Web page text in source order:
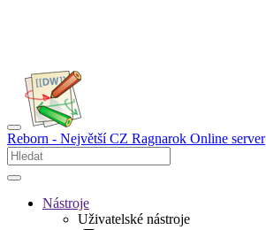
Reborn - Největší CZ Ragnarok Online server
Nástroje
Uživatelské nástroje